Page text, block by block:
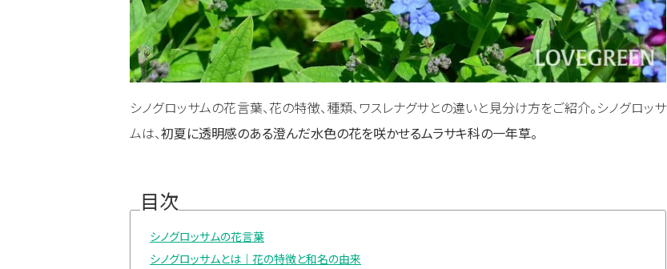
シノグロッサムの花言葉、花の特徴、種類、ワスレナグサとの違いと見分け方をご紹介。シノグロッサ
ムは、初夏に透明感のある澄んだ水色の花を咲かせるムラサキ科の一年草。
目次
シノグロッサムの花言葉
シノグロッサムとは｜花の特徴と和名の由来